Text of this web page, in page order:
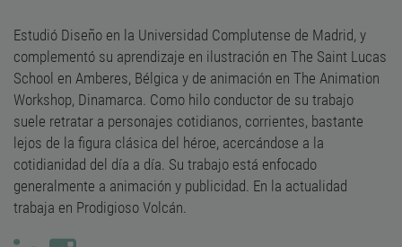
Estudió Diseño en la Universidad Complutense de Madrid, y
complementó su aprendizaje en ilustración en The Saint Lucas
School en Amberes, Bélgica y de animación en The Animation
Workshop, Dinamarca. Como hilo conductor de su trabajo
suele retratar a personajes cotidianos, corrientes, bastante
lejos de la figura clásica del héroe, acercándose a la
cotidianidad del día a día. Su trabajo está enfocado
generalmente a animación y publicidad. En la actualidad
trabaja en Prodigioso Volcán.